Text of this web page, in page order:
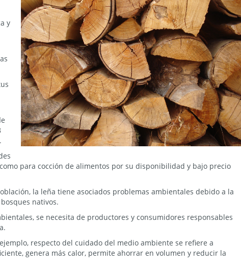
y
para cocción de alimentos por su disponibilidad y bajo precio
la leña tiene asociados problemas ambientales debido a la
nativos.
se necesita de productores y consumidores responsables
respecto del cuidado del medio ambiente se refiere a
genera más calor, permite ahorrar en volumen y reducir la